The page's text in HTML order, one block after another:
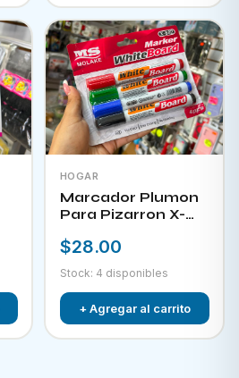
HOGAR
Marcador Plumon
Para Pizarron X-
$28.00
Stock: 4 disponibles
+ Agregar al carrito